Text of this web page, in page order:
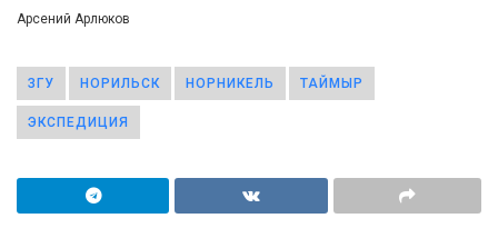
Арсений Арлюков
ЗГУ НОРИЛЬСК НОРНИКЕЛЬ ТАЙМЫР
ЭКСПЕДИЦИЯ